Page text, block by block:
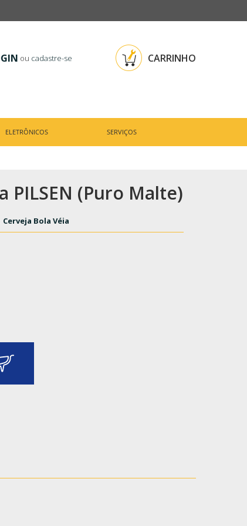
ou cadastre-se CARRINHO
ELETRÔNICOS SERVIÇOS
PILSEN (Puro Malte)
Cerveja Bola Véia